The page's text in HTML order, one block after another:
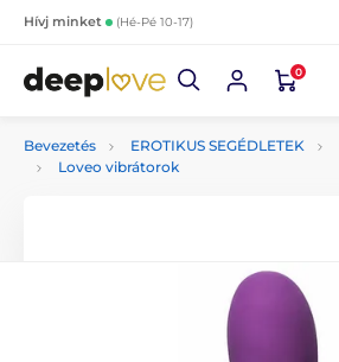
Hívj minket (Hé-Pé 10-17)
0
Bevezetés EROTIKUS SEGÉDLETEK
Loveo vibrátorok